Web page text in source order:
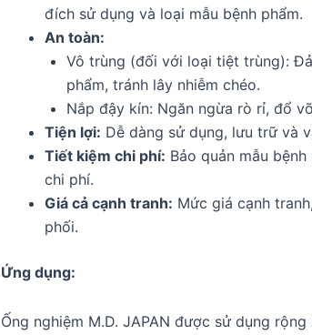
đích sử dụng và loại mẫu bệnh phẩm.
An toàn:
Vô trùng (đối với loại tiệt trùng):
phẩm, tránh lây nhiễm chéo.
Nắp đậy kín: Ngăn ngừa rò rỉ, đổ
Tiện lợi: Dễ dàng sử dụng, lưu trữ và
Tiết kiệm chi phí: Bảo quản mẫu
chi phí.
Giá cả cạnh tranh: Mức giá cạnh
phối.
Ứng dụng:
Ống nghiệm M.D. JAPAN được sử dụng